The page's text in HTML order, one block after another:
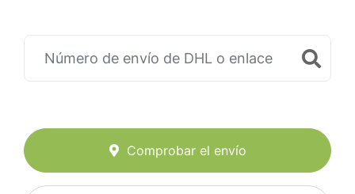
Comprobar el envío